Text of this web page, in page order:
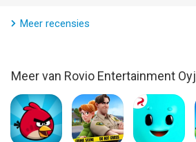
Meer recensies
Meer van Rovio Entertainment Oyj